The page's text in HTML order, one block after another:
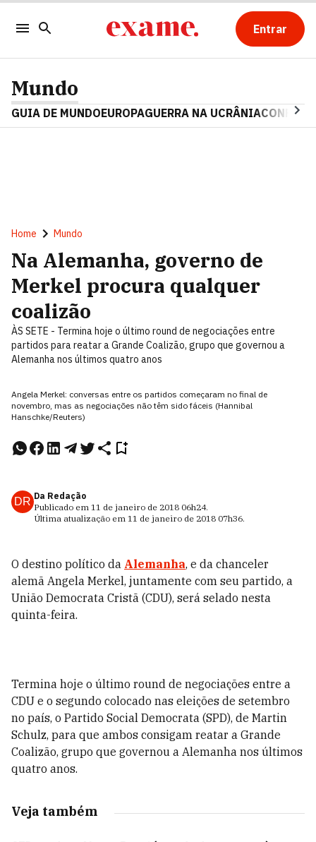
Entrar
Mundo
GUIA DE MUNDOEUROPAGUERRA NA UCRÂNIA
Home Mundo
Na Alemanha, governo de
Merkel procura qualquer
coalizão
ÀS SETE - Termina hoje o último round de negociações entre
partidos para reatar a Grande Coalizão, grupo que governou a
Alemanha nos últimos quatro anos
Angela Merkel: conversas entre os partidos começaram no final de
novembro, mas as negociações não têm sido fáceis (Hannibal
Hanschke/Reuters)
DR Da Redação
Publicado em 11 de janeiro de 2018 06h24.
Última atualização em 11 de janeiro de 2018 07h36.
O destino político da Alemanha, e da chanceler
alemã Angela Merkel, juntamente com seu partido, a
União Democrata Cristã (CDU), será selado nesta
quinta-feira.
Termina hoje o último round de negociações entre a
CDU e o segundo colocado nas eleições de setembro
no país, o Partido Social Democrata (SPD), de Martin
Schulz, para que ambos consigam reatar a Grande
Coalizão, grupo que governou a Alemanha nos últimos
quatro anos.
Veja também